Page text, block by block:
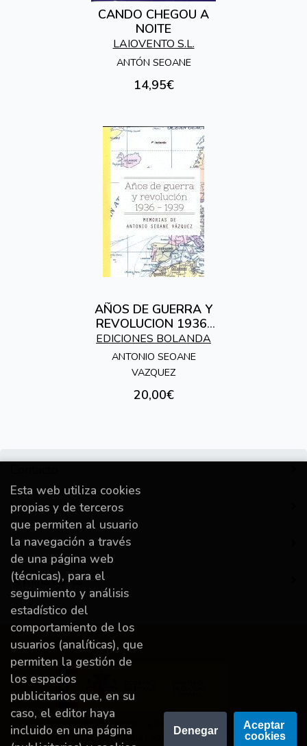
CANDO CHEGOU A
NOITE
LAIOVENTO S.L.
ANTÓN SEOANE
14,95€
AÑOS DE GUERRA Y
REVOLUCION 1936-
1939
EDICIONES BOLANDA
ANTONIO SEOANE
VAZQUEZ
20,00€
Información
Destacado
A miña conta
Proyecto financiado por la Dirección General del
Libro y Fomento de la Lectura, Ministerio de
Esta web utiliza cookies
propias y de terceros
que permiten al usuario
la navegación a través
de una página web
(técnicas), para el
seguimiento y análisis
estadístico del
comportamiento de los
usuarios (analíticas), que
permiten la gestión de
los espacios
publicitarios que, en su
caso, el editor haya
incluido en una página
Denegar
Aceptar
cookies